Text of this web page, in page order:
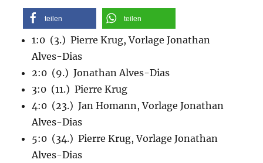
teilen teilen
1:0 (3.) Pierre Krug, Vorlage Jonathan
Alves-Dias
2:0 (9.) Jonathan Alves-Dias
3:0 (11.) Pierre Krug
4:0 (23.) Jan Homann, Vorlage Jonathan
Alves-Dias
5:0 (34.) Pierre Krug, Vorlage Jonathan
Alves-Dias